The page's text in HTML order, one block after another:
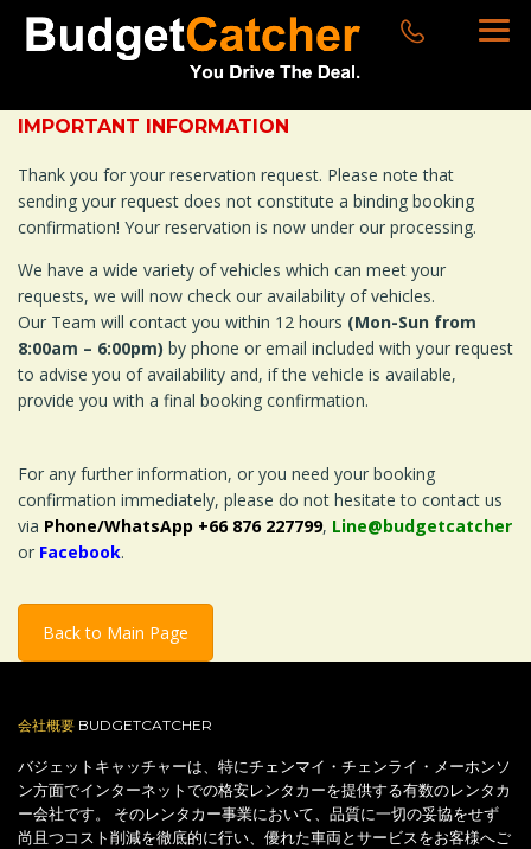
IMPORTANT INFORMATION
Thank you for your reservation request. Please note that
sending your request does not constitute a binding booking
confirmation! Your reservation is now under our processing.
We have a wide variety of vehicles which can meet your
requests, we will now check our availability of vehicles.
Our Team will contact you within 12 hours (Mon-Sun from
8:00am – 6:00pm) by phone or email included with your request
to advise you of availability and, if the vehicle is available,
provide you with a final booking confirmation.
For any further information, or you need your booking
confirmation immediately, please do not hesitate to contact us
via Phone/WhatsApp +66 876 227799, Line@budgetcatcher
or Facebook.
Back to Main Page
会社概要 BUDGETCATCHER
バジェットキャッチャーは、特にチェンマイ・チェンライ・メーホンソ
ン方面でインターネットでの格安レンタカーを提供する有数のレンタカ
ー会社です。 そのレンタカー事業において、品質に一切の妥協をせず
尚且つコスト削減を徹底的に行い、優れた車両とサービスをお客様へご